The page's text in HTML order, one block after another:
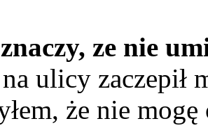
ze nie
ulicy zaczepił
że nie